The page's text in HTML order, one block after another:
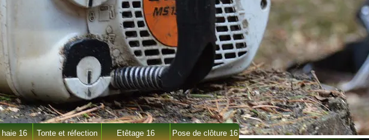
16
Tonte et réfection
Etêtage 16 Pose de clôture 16